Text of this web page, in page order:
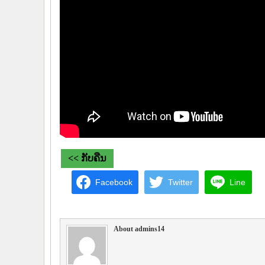
<< ກັບຄືນ
Facebook Twitter Line
About admins14